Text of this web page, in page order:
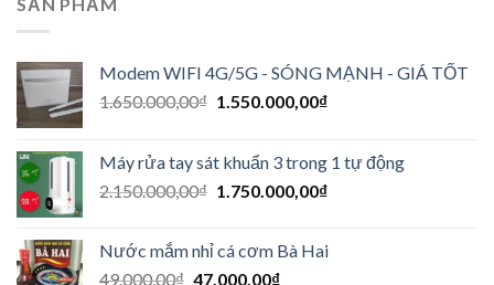
SẢN PHẨM
Modem WIFI 4G/5G - SÓNG MẠNH - GIÁ TỐT
1.650.000,00₫ 1.550.000,00₫
Máy rửa tay sát khuẩn 3 trong 1 tự động
2.150.000,00₫ 1.750.000,00₫
Nước mắm nhỉ cá cơm Bà Hai
49.000,00₫ 47.000,00₫